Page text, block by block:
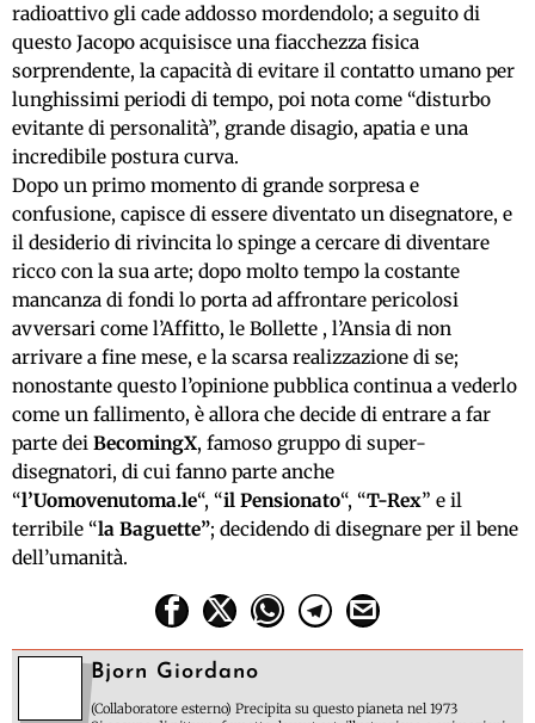
radioattivo gli cade addosso mordendolo; a seguito di
questo Jacopo acquisisce una fiacchezza fisica
sorprendente, la capacità di evitare il contatto umano per
lunghissimi periodi di tempo, poi nota come “disturbo
evitante di personalità”, grande disagio, apatia e una
incredibile postura curva.
Dopo un primo momento di grande sorpresa e
confusione, capisce di essere diventato un disegnatore, e
il desiderio di rivincita lo spinge a cercare di diventare
ricco con la sua arte; dopo molto tempo la costante
mancanza di fondi lo porta ad affrontare pericolosi
avversari come l’Affitto, le Bollette , l’Ansia di non
arrivare a fine mese, e la scarsa realizzazione di se;
nonostante questo l’opinione pubblica continua a vederlo
come un fallimento, è allora che decide di entrare a far
parte dei BecomingX, famoso gruppo di super-
disegnatori, di cui fanno parte anche
“l’Uomovenutoma.le“, “il Pensionato“, “T-Rex” e il
terribile “la Baguette”; decidendo di disegnare per il bene
dell’umanità.
Bjorn Giordano
(Collaboratore esterno) Precipita su questo pianeta nel 1973